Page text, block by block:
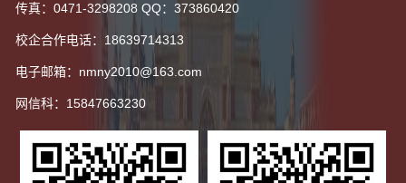
传真：0471-3298208 QQ：373860420
校企合作电话：18639714313
电子邮箱：nmny2010@163.com
网信科：15847663230